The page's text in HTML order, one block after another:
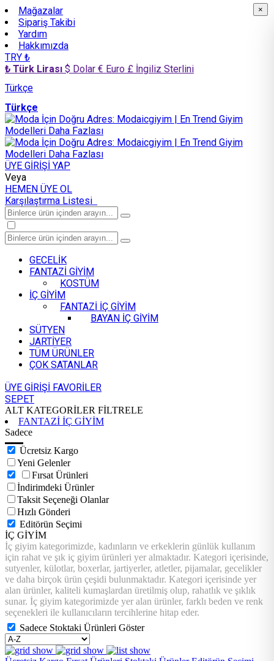
Mağazalar
Sipariş Takibi
Yardım
Hakkımızda
TRY ₺
₺ Türk Lirası $ Dolar € Euro £ İngiliz Sterlini
Türkçe
Türkçe
ÜYE GİRİŞİ YAP
Veya
HEMEN ÜYE OL
Karşılaştırma Listesi
GECELİK
FANTAZİ GİYİM
KOSTÜM
İÇ GİYİM
FANTAZİ İÇ GİYİM
BAYAN İÇ GİYİM
SÜTYEN
JARTİYER
TÜM ÜRÜNLER
ÇOK SATANLAR
ÜYE GİRİŞİ FAVORİLER
SEPET
ALT KATEGORİLER FİLTRELE
FANTAZİ İÇ GİYİM
Sadece
Ücretsiz Kargo
Yeni Gelenler
Fırsat Ürünleri
İndirimdeki Ürünler
Taksit Seçeneği Olanlar
Hızlı Gönderi
Editörün Seçimi
İÇ GİYİM
İç giyim kategorimizde, kadınların ve erkeklerin günlük kullanım
için rahat ve şık iç giyim ürünleri yer almaktadır. Kategori içerisinde,
sutyenler, külotlar, boxerlar, jartiyerler, atletler, pijamalar, gecelikler
ve daha birçok ürün çeşidi bulunmaktadır. Kategori içerisinde yer
alan ürünler, kaliteli kumaşlardan üretilmiş olup, rahatlık ve şıklık
sunar. İç giyim kategorimizde yer alan ürünler, farklı beden ve renk
seçenekleri ile kullanıcıların tercihlerine hitap eder.
Sadece Stoktaki Ürünleri Göster
×
×